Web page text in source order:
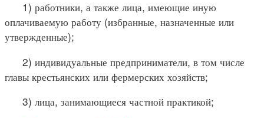
1) работники, а также лица, имеющие иную
оплачиваемую работу (избранные, назначенные или
утвержденные);
2) индивидуальные предприниматели, в том числе
главы крестьянских или фермерских хозяйств;
3) лица, занимающиеся частной практикой;